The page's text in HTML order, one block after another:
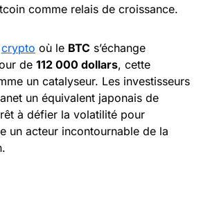
comme relais de croissance.
crypto où le BTC s’échange
de 112 000 dollars, cette
un catalyseur. Les investisseurs
un équivalent japonais de
à défier la volatilité pour
un acteur incontournable de la